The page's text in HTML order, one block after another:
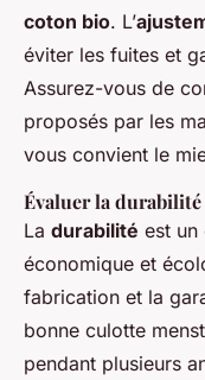
coton bio. L’
éviter les fuites et
Assurez-vous de
proposés par les
vous convient le
Évaluer la durabilité
La durabilité est un
économique et
fabrication et la
bonne culotte
pendant plusieurs